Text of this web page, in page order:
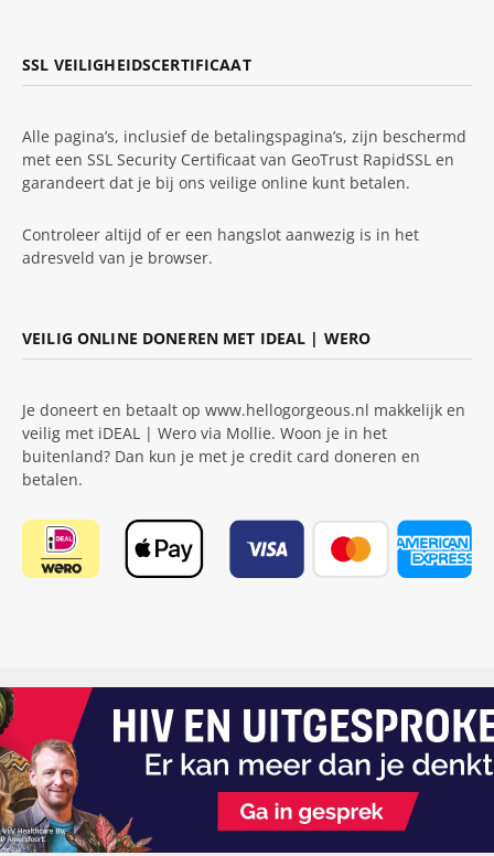
SSL VEILIGHEIDSCERTIFICAAT
Alle pagina’s, inclusief de betalingspagina’s, zijn beschermd
met een SSL Security Certificaat van GeoTrust RapidSSL en
garandeert dat je bij ons veilige online kunt betalen.
Controleer altijd of er een hangslot aanwezig is in het
adresveld van je browser.
VEILIG ONLINE DONEREN MET IDEAL | WERO
Je doneert en betaalt op www.hellogorgeous.nl makkelijk en
veilig met iDEAL | Wero via Mollie. Woon je in het
buitenland? Dan kun je met je credit card doneren en
betalen.